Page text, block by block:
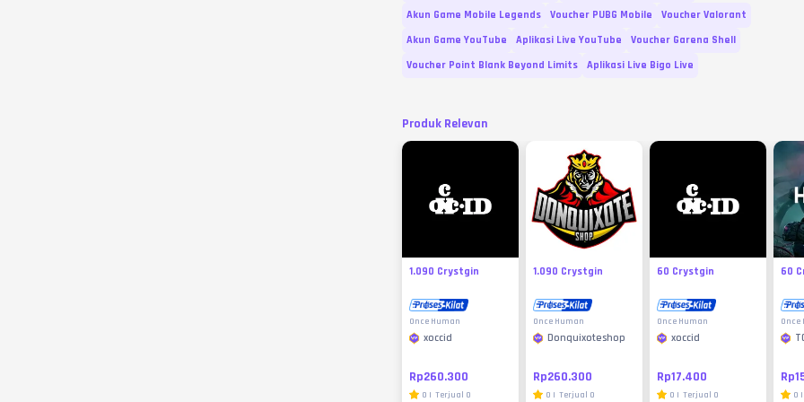
Akun Game Mobile Legends
Voucher PUBG Mobile
Voucher Valorant
Akun Game YouTube
Aplikasi Live YouTube
Voucher Garena Shell
Voucher Point Blank Beyond Limits
Aplikasi Live Bigo Live
Produk Relevan
1.090 Crystgin
Once Human
xoccid
Rp260.300
0 | Terjual 0
1.090 Crystgin
Once Human
Donquixoteshop
Rp260.300
0 | Terjual 0
60 Crystgin
Once Human
xoccid
Rp17.400
0 | Terjual 0
60
Once
0 |